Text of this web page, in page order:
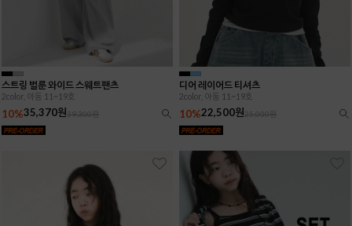
스트링 벌룬 와이드 스웨트팬츠
2color, 아동 11~19호
10%35,370원39,300원
디어 레이어드 티셔츠
2color, 아동 11~19호
10%22,500원25,000원